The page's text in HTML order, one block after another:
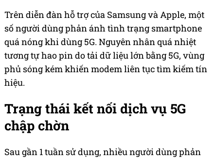
Trên diễn đàn hỗ trợ của Samsung và Apple, một
số người dùng phản ánh tình trạng smartphone
quá nóng khi dùng 5G. Nguyên nhân quá nhiệt
tương tự hao pin do tải dữ liệu lớn bằng 5G, vùng
phủ sóng kém khiến modem liên tục tìm kiếm tín
hiệu.
Trạng thái kết nối dịch vụ 5G
chập chờn
Sau gần 1 tuần sử dụng, nhiều người dùng phản